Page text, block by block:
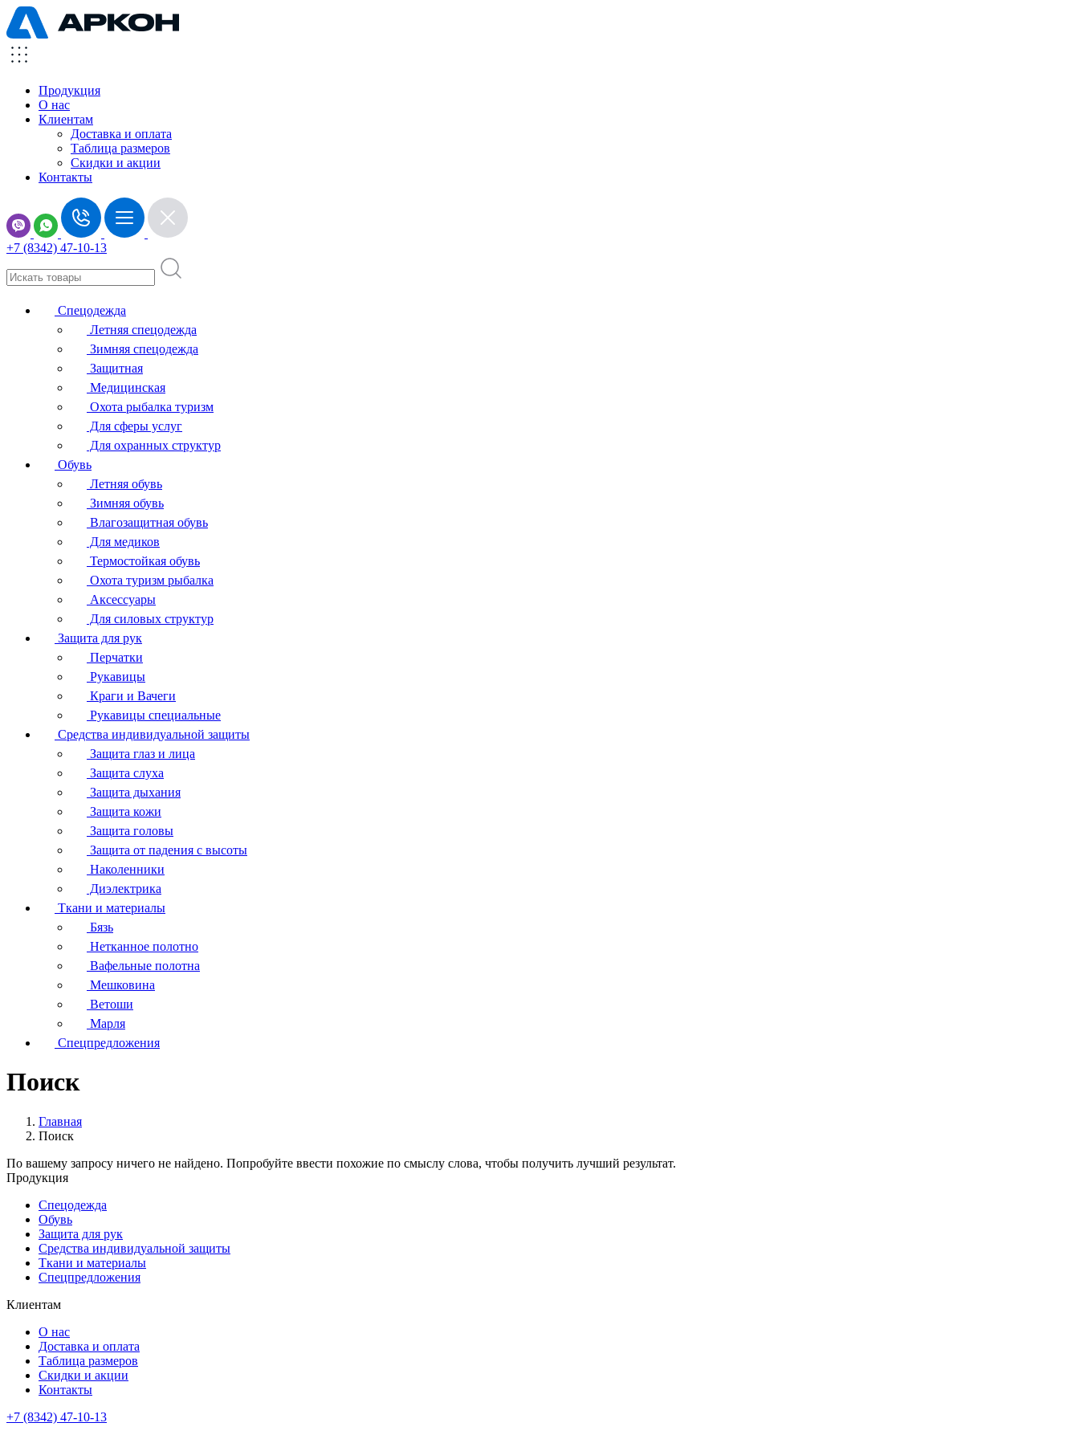
Продукция
О нас
Клиентам
Доставка и оплата
Таблица размеров
Скидки и акции
Контакты
+7 (8342) 47-10-13
Спецодежда
Летняя спецодежда
Зимняя спецодежда
Защитная
Медицинская
Охота рыбалка туризм
Для сферы услуг
Для охранных структур
Обувь
Летняя обувь
Зимняя обувь
Влагозащитная обувь
Для медиков
Термостойкая обувь
Охота туризм рыбалка
Аксессуары
Для силовых структур
Защита для рук
Перчатки
Рукавицы
Краги и Вачеги
Рукавицы специальные
Средства индивидуальной защиты
Защита глаз и лица
Защита слуха
Защита дыхания
Защита кожи
Защита головы
Защита от падения с высоты
Наколенники
Диэлектрика
Ткани и материалы
Бязь
Нетканное полотно
Вафельные полотна
Мешковина
Ветоши
Марля
Спецпредложения
Поиск
Главная
Поиск
По вашему запросу ничего не найдено. Попробуйте ввести похожие по смыслу слова, чтобы получить лучший результат.
Продукция
Спецодежда
Обувь
Защита для рук
Средства индивидуальной защиты
Ткани и материалы
Спецпредложения
Клиентам
О нас
Доставка и оплата
Таблица размеров
Скидки и акции
Контакты
+7 (8342) 47-10-13